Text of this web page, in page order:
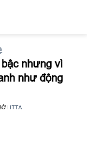
nhưng vì
như động
ITTA